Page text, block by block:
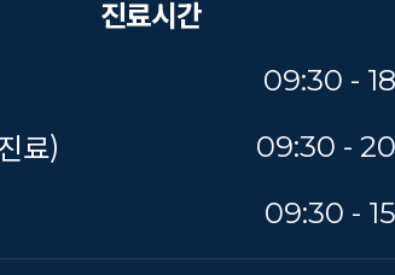
진료시간
09:30 -
료) 09:30 -
09:30 -